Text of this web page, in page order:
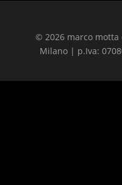
© 2026 marco
Milano | p.Iva: